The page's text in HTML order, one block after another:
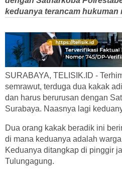
keduanya terancam hukuman
SURABAYA, TELISIK.ID -
semrawut, terduga dua kakak
dan harus berurusan dengan
Surabaya. Naasnya lagi
Dua orang kakak beradik ini
di mana keduanya adalah
Keduanya ditangkap di pinggir
Tulungagung.